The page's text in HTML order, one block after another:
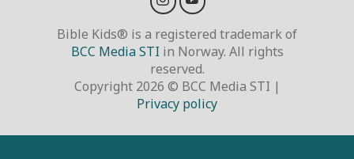
Bible Kids® is a registered trademark of
BCC Media STI in Norway. All rights
reserved.
Copyright 2026 © BCC Media STI |
Privacy policy